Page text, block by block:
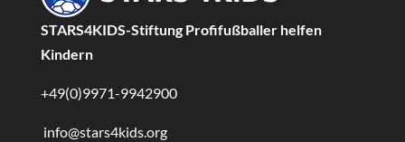
STARS4KIDS-Stiftung Profifußballer helfen
Kindern
+49(0)9971-9942900
info@stars4kids.org